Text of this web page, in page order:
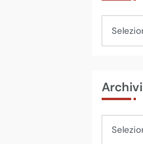
Archivi